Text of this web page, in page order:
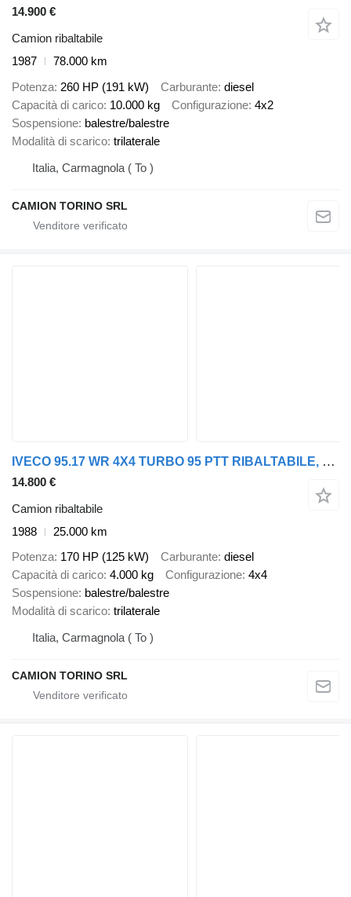
14.900 €
Camion ribaltabile
1987
78.000 km
Potenza 260 HP (191 kW) Carburante diesel
Capacità di carico 10.000 kg Configurazione 4x2
Sospensione balestre/balestre
Modalità di scarico trilaterale
Italia, Carmagnola ( To )
CAMION TORINO SRL
IVECO 95.17 WR 4X4 TURBO 95 PTT RIBALTABILE, REVISIONE OK
14.800 €
Camion ribaltabile
1988
25.000 km
Potenza 170 HP (125 kW) Carburante diesel
Capacità di carico 4.000 kg Configurazione 4x4
Sospensione balestre/balestre
Modalità di scarico trilaterale
Italia, Carmagnola ( To )
CAMION TORINO SRL